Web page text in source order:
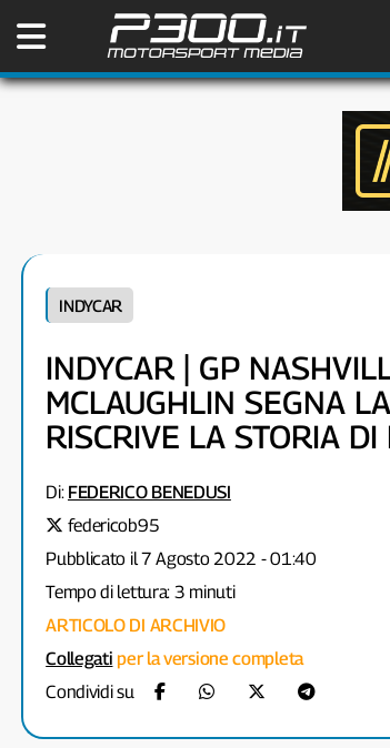
INDYCAR
INDYCAR | GP
MCLAUGHLIN SEGNA
RISCRIVE LA STORIA DI
Di: FEDERICO BENEDUSI
federicob95
Pubblicato il 7 Agosto 2022 - 01:40
Tempo di lettura: 3 minuti
ARTICOLO DI ARCHIVIO
Collegati per la versione completa
Condividi su